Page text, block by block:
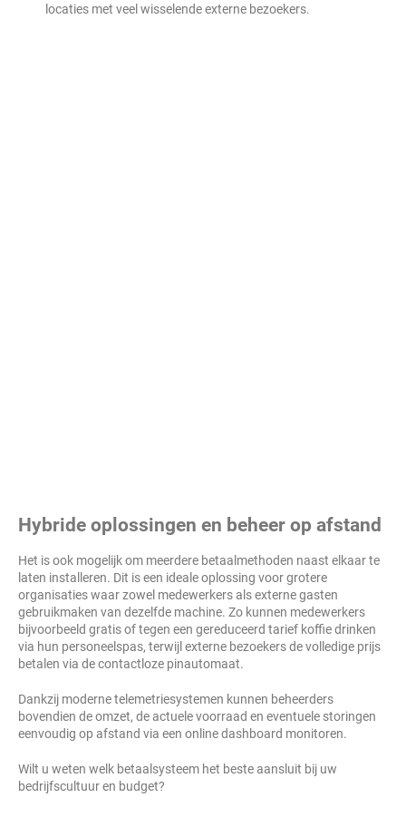
locaties met veel wisselende externe bezoekers.
Hybride oplossingen en beheer op afstand
Het is ook mogelijk om meerdere betaalmethoden naast elkaar te
laten installeren. Dit is een ideale oplossing voor grotere
organisaties waar zowel medewerkers als externe gasten
gebruikmaken van dezelfde machine. Zo kunnen medewerkers
bijvoorbeeld gratis of tegen een gereduceerd tarief koffie drinken
via hun personeelspas, terwijl externe bezoekers de volledige prijs
betalen via de contactloze pinautomaat.
Dankzij moderne telemetriesystemen kunnen beheerders
bovendien de omzet, de actuele voorraad en eventuele storingen
eenvoudig op afstand via een online dashboard monitoren.
Wilt u weten welk betaalsysteem het beste aansluit bij uw
bedrijfscultuur en budget?